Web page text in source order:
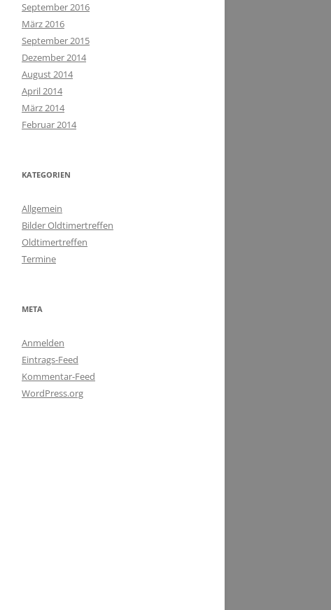
September 2016
März 2016
September 2015
Dezember 2014
August 2014
April 2014
März 2014
Februar 2014
KATEGORIEN
Allgemein
Bilder Oldtimertreffen
Oldtimertreffen
Termine
META
Anmelden
Eintrags-Feed
Kommentar-Feed
WordPress.org